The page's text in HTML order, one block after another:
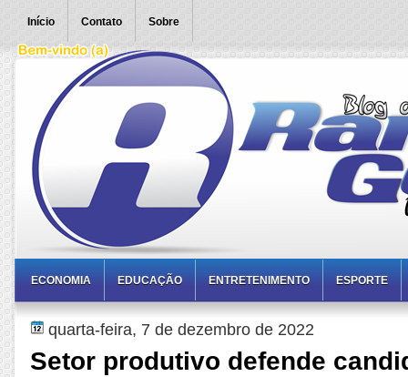
Início Contato Sobre
ECONOMIA EDUCAÇÃO ENTRETENIMENTO ESPORTE
quarta-feira, 7 de dezembro de 2022
Setor produtivo defende